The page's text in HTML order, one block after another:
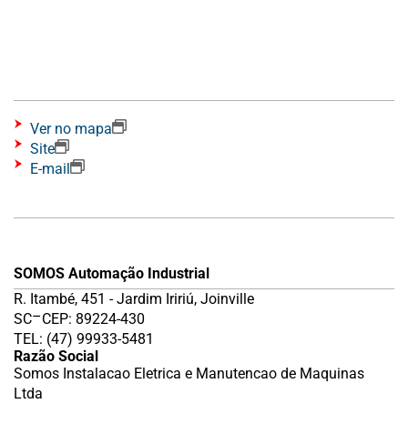
Ver no mapa
Site
E-mail
SOMOS Automação Industrial
R. Itambé, 451 - Jardim Iririú, Joinville
SC–CEP: 89224-430
TEL: (47) 99933-5481
Razão Social
Somos Instalacao Eletrica e Manutencao de Maquinas
Ltda